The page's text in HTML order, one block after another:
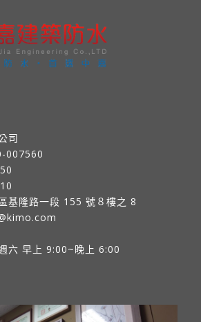
司
007560
基隆路一段 155 號８樓之 8
六 早上 9:00~晚上 6:00